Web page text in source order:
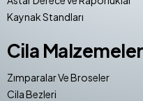
Kaynak Standları
Cila
Zımparalar Ve Broseler
Cila Bezleri